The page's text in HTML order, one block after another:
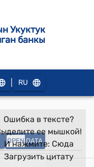
Укуктук
банкы
RU
OPEN DATA
Ошибка в тексте?
ее мышкой!
И нажмите: Сюда
Загрузить цитату